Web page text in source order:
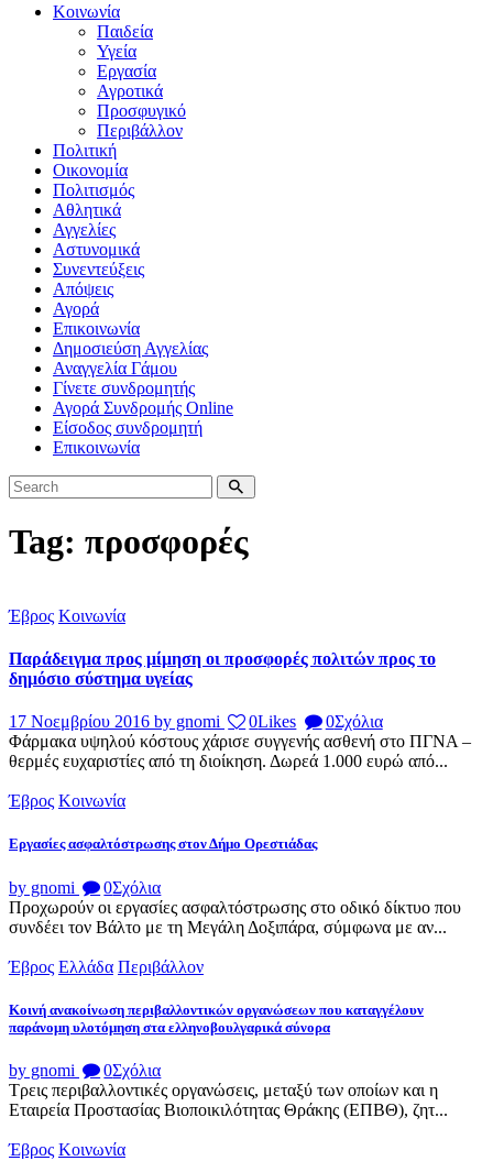
Κοινωνία
Παιδεία
Υγεία
Εργασία
Αγροτικά
Προσφυγικό
Περιβάλλον
Πολιτική
Οικονομία
Πολιτισμός
Αθλητικά
Αγγελίες
Αστυνομικά
Συνεντεύξεις
Απόψεις
Αγορά
Επικοινωνία
Δημοσιεύση Αγγελίας
Αναγγελία Γάμου
Γίνετε συνδρομητής
Αγορά Συνδρομής Online
Είσοδος συνδρομητή
Επικοινωνία
Tag: προσφορές
Έβρος Κοινωνία
Παράδειγμα προς μίμηση οι προσφορές πολιτών προς το
δημόσιο σύστημα υγείας
17 Νοεμβρίου 2016 by gnomi 0Likes 0Σχόλια
Φάρμακα υψηλού κόστους χάρισε συγγενής ασθενή στο ΠΓΝΑ –
θερμές ευχαριστίες από τη διοίκηση. Δωρεά 1.000 ευρώ από...
Έβρος Κοινωνία
Εργασίες ασφαλτόστρωσης στον Δήμο Ορεστιάδας
by gnomi 0Σχόλια
Προχωρούν οι εργασίες ασφαλτόστρωσης στο οδικό δίκτυο που
συνδέει τον Βάλτο με τη Μεγάλη Δοξιπάρα, σύμφωνα με αν...
Έβρος Ελλάδα Περιβάλλον
Κοινή ανακοίνωση περιβαλλοντικών οργανώσεων που καταγγέλουν
παράνομη υλοτόμηση στα ελληνοβουλγαρικά σύνορα
by gnomi 0Σχόλια
Τρεις περιβαλλοντικές οργανώσεις, μεταξύ των οποίων και η
Εταιρεία Προστασίας Βιοποικιλότητας Θράκης (ΕΠΒΘ), ζητ...
Έβρος Κοινωνία